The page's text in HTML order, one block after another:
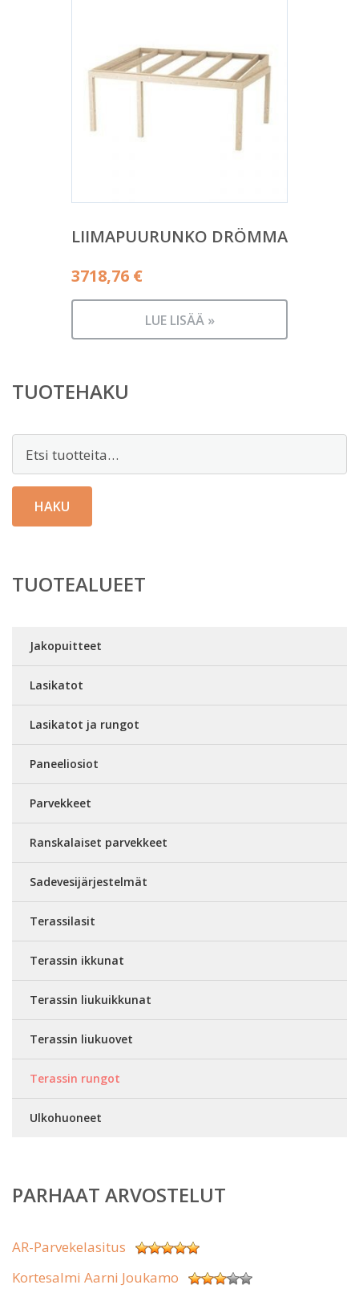
LIIMAPUURUNKO DRÖMMA
3718,76 €
LUE LISÄÄ »
TUOTEHAKU
HAKU
TUOTEALUEET
Jakopuitteet
Lasikatot
Lasikatot ja rungot
Paneeliosiot
Parvekkeet
Ranskalaiset parvekkeet
Sadevesijärjestelmät
Terassilasit
Terassin ikkunat
Terassin liukuikkunat
Terassin liukuovet
Terassin rungot
Ulkohuoneet
PARHAAT ARVOSTELUT
AR-Parvekelasitus
Kortesalmi Aarni Joukamo